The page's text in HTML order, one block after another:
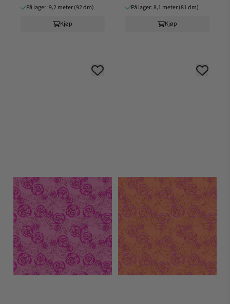
På lager: 9,2 meter (92 dm)
Kjøp
På lager: 8,1 meter (81 dm)
Kjøp